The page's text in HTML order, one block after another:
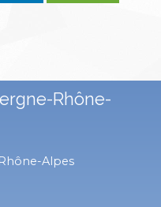
Rhône-
Alpes